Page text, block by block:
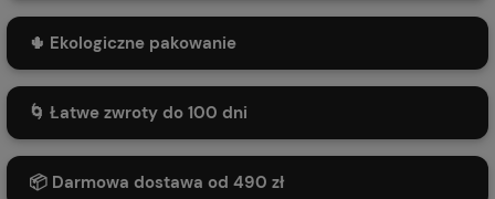
🌵 Ekologiczne pakowanie
🌀 Łatwe zwroty do 100 dni
📦 Darmowa dostawa od 490 zł